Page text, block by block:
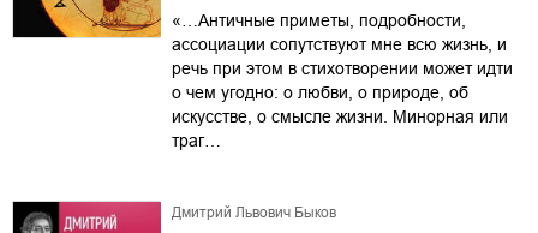
«…Античные приметы, подробности,
ассоциации сопутствуют мне всю жизнь, и
речь при этом в стихотворении может идти
о чем угодно: о любви, о природе, об
искусстве, о смысле жизни. Минорная или
траг…
Дмитрий Львович Быков